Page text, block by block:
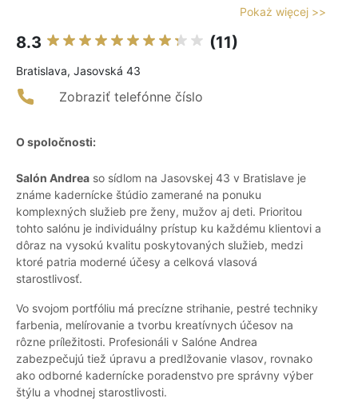
Pokaż więcej >>
8.3 (11)
Bratislava, Jasovská 43
Zobraziť telefónne číslo
O spoločnosti:
Salón Andrea so sídlom na Jasovskej 43 v Bratislave je
známe kadernícke štúdio zamerané na ponuku
komplexných služieb pre ženy, mužov aj deti. Prioritou
tohto salónu je individuálny prístup ku každému klientovi a
dôraz na vysokú kvalitu poskytovaných služieb, medzi
ktoré patria moderné účesy a celková vlasová
starostlivosť.
Vo svojom portfóliu má precízne strihanie, pestré techniky
farbenia, melírovanie a tvorbu kreatívnych účesov na
rôzne príležitosti. Profesionáli v Salóne Andrea
zabezpečujú tiež úpravu a predlžovanie vlasov, rovnako
ako odborné kadernícke poradenstvo pre správny výber
štýlu a vhodnej starostlivosti.